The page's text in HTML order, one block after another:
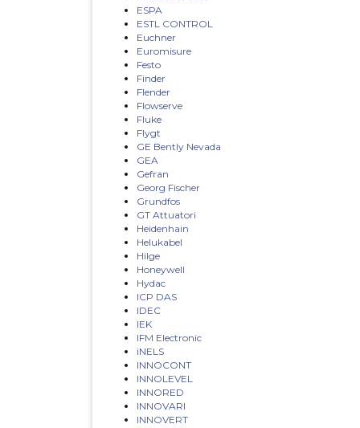
ESPA
ESTL CONTROL
Euchner
Euromisure
Festo
Finder
Flender
Flowserve
Fluke
Flygt
GE Bently Nevada
GEA
Gefran
Georg Fischer
Grundfos
GT Attuatori
Heidenhain
Helukabel
Hilge
Honeywell
Hydac
ICP DAS
IDEC
IEK
IFM Electronic
iNELS
INNOCONT
INNOLEVEL
INNORED
INNOVARI
INNOVERT